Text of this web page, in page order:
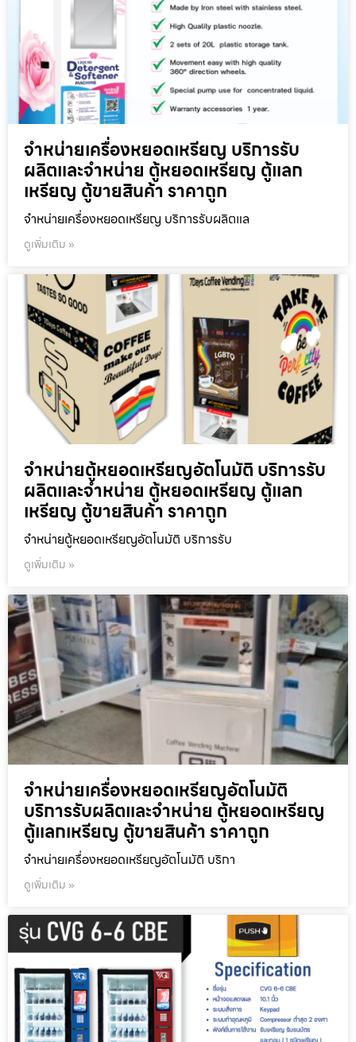
จำหน่ายเครื่องหยอดเหรียญ บริการรับ
ผลิตและจำหน่าย ตู้หยอดเหรียญ ตู้แลก
เหรียญ ตู้ขายสินค้า ราคาถูก
จำหน่ายเครื่องหยอดเหรียญ บริการรับผลิตแล
ดูเพิ่มเติม »
จำหน่ายตู้หยอดเหรียญ​อัตโนมัติ บริการรับ
ผลิตและจำหน่าย ตู้หยอดเหรียญ ตู้แลก
เหรียญ ตู้ขายสินค้า ราคาถูก
จำหน่ายตู้หยอดเหรียญ​อัตโนมัติ บริการรับ
ดูเพิ่มเติม »
จำหน่ายเครื่องหยอดเหรียญ​อัตโนมัติ
บริการรับผลิตและจำหน่าย ตู้หยอดเหรียญ
ตู้แลกเหรียญ ตู้ขายสินค้า ราคาถูก
จำหน่ายเครื่องหยอดเหรียญ​อัตโนมัติ บริกา
ดูเพิ่มเติม »